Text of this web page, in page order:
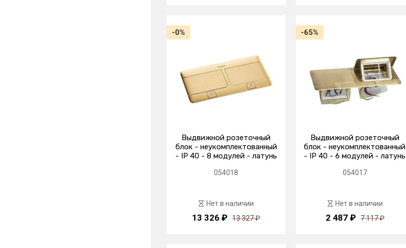
-0%
Выдвижной розеточный
блок - неукомплектованный
- IP 40 - 8 модулей - латунь
054018
Нет в наличии
13 326 ₽ 13 327 ₽
-65%
Выдвижной розеточный
блок - неукомплектованный
- IP 40 - 6 модулей - латунь
054017
Нет в наличии
2 487 ₽ 7 117 ₽